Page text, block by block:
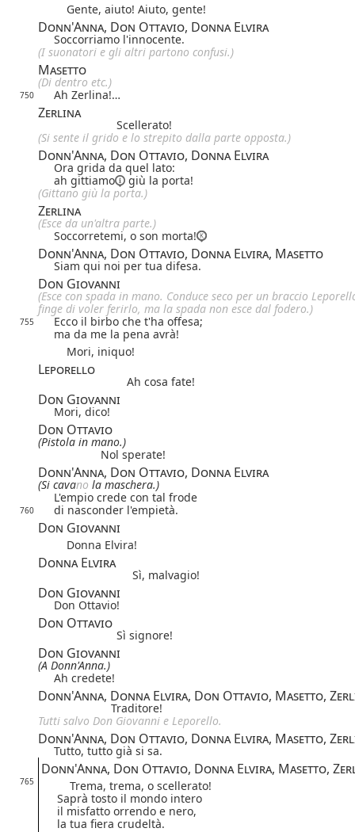
Gente, aiuto! Aiuto, gente!
Donn'Anna, Don Ottavio, Donna Elvira
Soccorriamo l'innocente.
(I suonatori e gli altri partono confusi.)
Masetto
(Di dentro etc.)
750 Ah Zerlina!…
Zerlina
Scellerato!
(Si sente il grido e lo strepito dalla parte opposta.)
Donn'Anna, Don Ottavio, Donna Elvira
Ora grida da quel lato:
ah gittiamo
giù la porta!
(Gittano giù la porta.)
Zerlina
(Esce da un'altra parte.)
Soccorretemi, o son morta!
Donn'Anna, Don Ottavio, Donna Elvira, Masetto
Siam qui noi per tua difesa.
Don Giovanni
(Esce con spada in mano. Conduce seco per un braccio
finge di voler ferirlo, ma la spada non esce dal fodero.)
755
Ecco il birbo che t'ha offesa;
ma da me la pena avrà!
Mori, iniquo!
Leporello
Ah cosa fate!
Don Giovanni
Mori, dico!
Don Ottavio
(Pistola in mano.)
Nol sperate!
Donn'Anna, Don Ottavio, Donna Elvira
(Si cavano la maschera.)
L'empio crede con tal frode
760 di nasconder l'empietà.
Don Giovanni
Donna Elvira!
Donna Elvira
Sì, malvagio!
Don Giovanni
Don Ottavio!
Don Ottavio
Sì signore!
Don Giovanni
(A Donn'Anna.)
Ah credete!
Donn'Anna, Donna Elvira, Don Ottavio, Masetto,
Traditore!
Tutti salvo Don Giovanni e Leporello.
Donn'Anna, Don Ottavio, Donna Elvira, Masetto,
Tutto, tutto già si sa.
Donn'Anna, Don Ottavio, Donna Elvira, Masetto,
765
Trema, trema, o scellerato!
Saprà tosto il mondo intero
il misfatto orrendo e nero,
la tua fiera crudeltà.